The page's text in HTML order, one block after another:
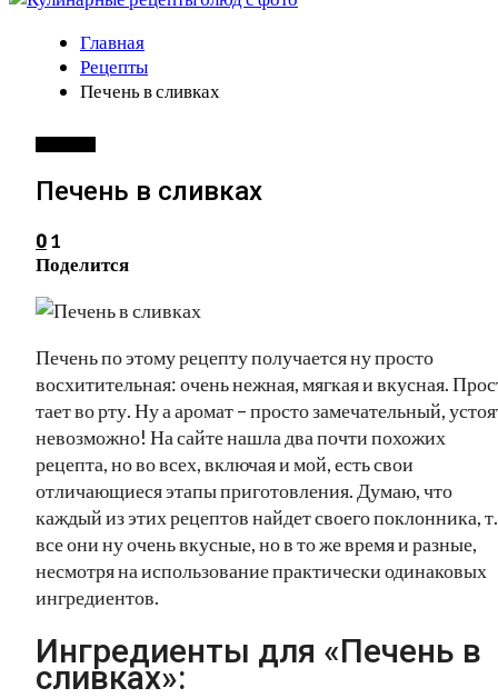
Главная
Рецепты
Печень в сливках
Печень в сливках
0 1
Поделится
Печень по этому рецепту получается ну просто
восхитительная: очень нежная, мягкая и вкусная.
тает во рту. Ну а аромат – просто замечательный,
невозможно! На сайте нашла два почти похожих
рецепта, но во всех, включая и мой, есть свои
отличающиеся этапы приготовления. Думаю, что
каждый из этих рецептов найдет своего поклонника,
все они ну очень вкусные, но в то же время и разные,
несмотря на использование практически одинаковых
ингредиентов.
Ингредиенты для «Печень в
сливках»: